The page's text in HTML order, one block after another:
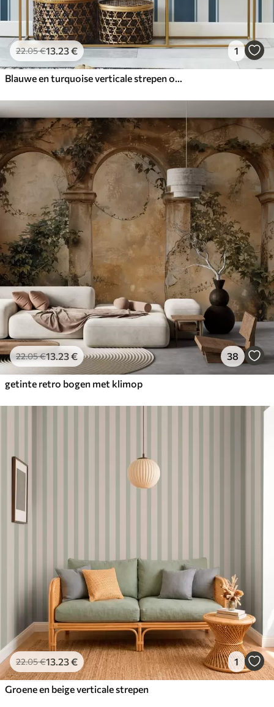
22.05€13.23€ 1
Blauwe en turquoise verticale strepen op een lichte achtergrond
22.05€13.23€ 38
getinte retro bogen met klimop
22.05€13.23€ 1
Groene en beige verticale strepen